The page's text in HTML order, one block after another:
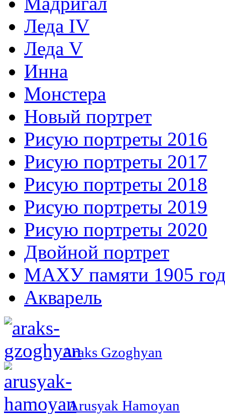
Леда IV
Леда V
Инна
Монстера
Новый портрет
Рисую портреты 2016
Рисую портреты 2017
Рисую портреты 2018
Рисую портреты 2019
Рисую портреты 2020
Двойной портрет
МАХУ памяти 1905
Акварель
Araks Gzoghyan
Arusyak Hamoyan